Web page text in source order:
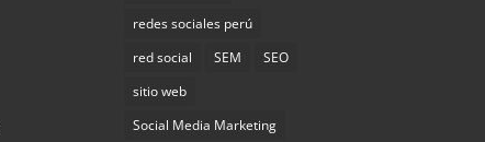
redes sociales perú
red social
SEM
SEO
sitio web
Social Media Marketing